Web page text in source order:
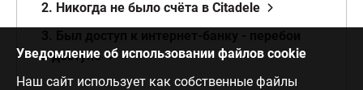
2. Никогда не было счёта в Citadele
в доступе
Уведомление об использовании файлов cookie
Наш сайт использует как собственные файлы